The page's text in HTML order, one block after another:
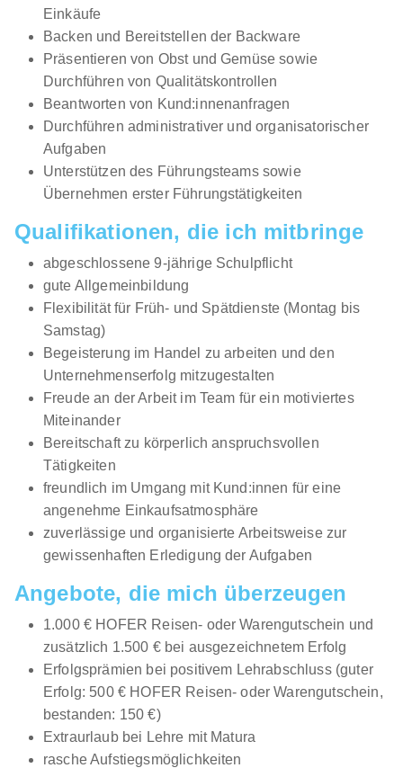
Einkäufe
Backen und Bereitstellen der Backware
Präsentieren von Obst und Gemüse sowie
Durchführen von Qualitätskontrollen
Beantworten von Kund:innenanfragen
Durchführen administrativer und organisatorischer
Aufgaben
Unterstützen des Führungsteams sowie
Übernehmen erster Führungstätigkeiten
Qualifikationen, die ich mitbringe
abgeschlossene 9-jährige Schulpflicht
gute Allgemeinbildung
Flexibilität für Früh- und Spätdienste (Montag bis
Samstag)
Begeisterung im Handel zu arbeiten und den
Unternehmenserfolg mitzugestalten
Freude an der Arbeit im Team für ein motiviertes
Miteinander
Bereitschaft zu körperlich anspruchsvollen
Tätigkeiten
freundlich im Umgang mit Kund:innen für eine
angenehme Einkaufsatmosphäre
zuverlässige und organisierte Arbeitsweise zur
gewissenhaften Erledigung der Aufgaben
Angebote, die mich überzeugen
1.000 € HOFER Reisen- oder Warengutschein und
zusätzlich 1.500 € bei ausgezeichnetem Erfolg
Erfolgsprämien bei positivem Lehrabschluss (guter
Erfolg: 500 € HOFER Reisen- oder Warengutschein,
bestanden: 150 €)
Extraurlaub bei Lehre mit Matura
rasche Aufstiegsmöglichkeiten